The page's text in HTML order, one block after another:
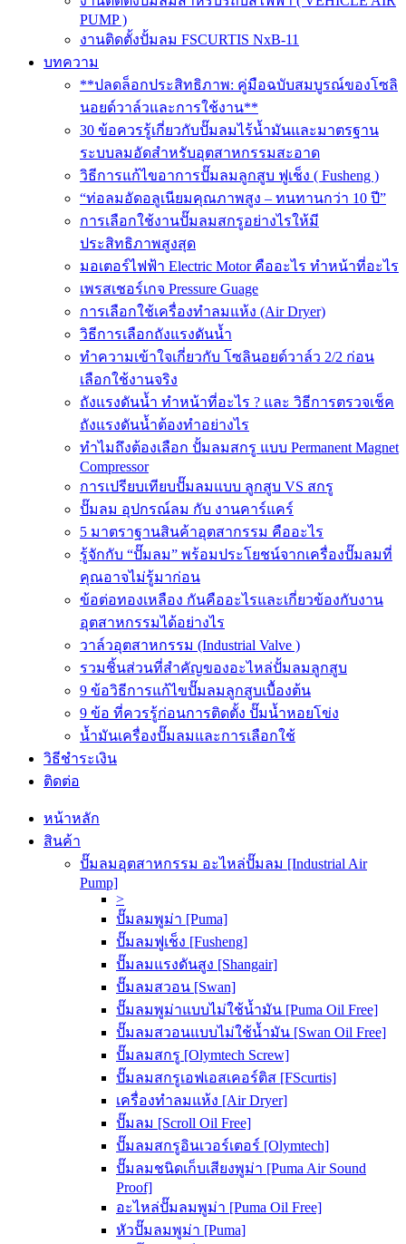
PUMP )
งานติดตั้งปั้มลม FSCURTIS NxB-11
บทความ
**ปลดล็อกประสิทธิภาพ: คู่มือฉบับสมบูรณ์ของโซลิ
นอยด์วาล์วและการใช้งาน**
30 ข้อควรรู้เกี่ยวกับปั๊มลมไร้น้ำมันและมาตรฐาน
ระบบลมอัดสำหรับอุตสาหกรรมสะอาด
วิธีการแก้ไขอาการปั๊มลมลูกสูบ ฟูเช็ง ( Fusheng )
“ท่อลมอัดอลูเนียมคุณภาพสูง – ทนทานกว่า 10 ปี”
การเลือกใช้งานปั๊มลมสกรูอย่างไรให้มี
ประสิทธิภาพสูงสุด
มอเตอร์ไฟฟ้า Electric Motor คืออะไร ทำหน้าที่อะไร
เพรสเชอร์เกจ Pressure Guage
การเลือกใช้เครื่องทำลมแห้ง (Air Dryer)
วิธีการเลือกถังแรงดันน้ำ
ทำความเข้าใจเกี่ยวกับ โซลินอยด์วาล์ว 2/2 ก่อน
เลือกใช้งานจริง
ถังแรงดันน้ำ ทำหน้าที่อะไร ? และ วิธีการตรวจเช็ค
ถังแรงดันน้ำต้องทำอย่างไร
ทำไมถึงต้องเลือก ปั้มลมสกรู แบบ Permanent Magnet
Compressor
การเปรียบเทียบปั๊มลมแบบ ลูกสูบ VS สกรู
ปั๊มลม อุปกรณ์ลม กับ งานคาร์แคร์
5 มาตราฐานสินค้าอุตสากรรม คืออะไร
รู้จักกับ “ปั๊มลม” พร้อมประโยชน์จากเครื่องปั๊มลมที่
คุณอาจไม่รู้มาก่อน
ข้อต่อทองเหลือง กันคืออะไรและเกี่ยวข้องกับงาน
อุตสาหกรรมได้อย่างไร
วาล์วอุตสาหกรรม (Industrial Valve )
รวมชิ้นส่วนที่สำคัญของอะไหล่ปั้มลมลูกสูบ
9 ข้อวิธีการแก้ไขปั๊มลมลูกสูบเบื้องต้น
9 ข้อ ที่ควรรู้ก่อนการติดตั้ง ปั๊มน้ำหอยโข่ง
น้ำมันเครื่องปั๊มลมและการเลือกใช้
วิธีชำระเงิน
ติดต่อ
หน้าหลัก
สินค้า
ปั๊มลมอุตสาหกรรม อะไหล่ปั๊มลม [Industrial Air
Pump]
>
ปั๊มลมพูม่า [Puma]
ปั๊มลมฟูเช็ง [Fusheng]
ปั๊มลมแรงดันสูง [Shangair]
ปั๊มลมสวอน [Swan]
ปั๊มลมพูม่าแบบไม่ใช้น้ำมัน [Puma Oil Free]
ปั๊มลมสวอนแบบไม่ใช้น้ำมัน [Swan Oil Free]
ปั๊มลมสกรู [Olymtech Screw]
ปั๊มลมสกรูเอฟเอสเคอร์ติส [FScurtis]
เครื่องทำลมแห้ง [Air Dryer]
ปั๊มลม [Scroll Oil Free]
ปั๊มลมสกรูอินเวอร์เตอร์ [Olymtech]
ปั๊มลมชนิดเก็บเสียงพูม่า [Puma Air Sound
Proof]
อะไหล่ปั๊มลมพูม่า [Puma Oil Free]
หัวปั๊มลมพูม่า [Puma]